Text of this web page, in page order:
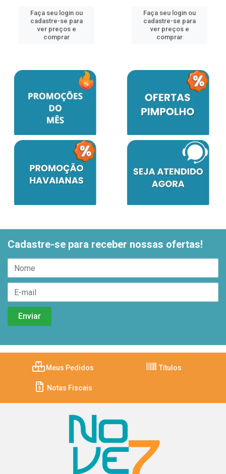
Faça seu login ou
cadastre-se para
ver preços e
comprar
Faça seu login ou
cadastre-se para
ver preços e
comprar
Cadastre-se para receber nossas ofertas!
Meus Pedidos Títulos
Notas Fiscais